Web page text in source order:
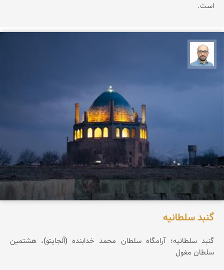
است.
گنبد سلطانیه
گنبد سلطانیه؛ آرامگاه سلطان محمد خدابنده (اُلجایتو)، هشتمین
سلطان مغول